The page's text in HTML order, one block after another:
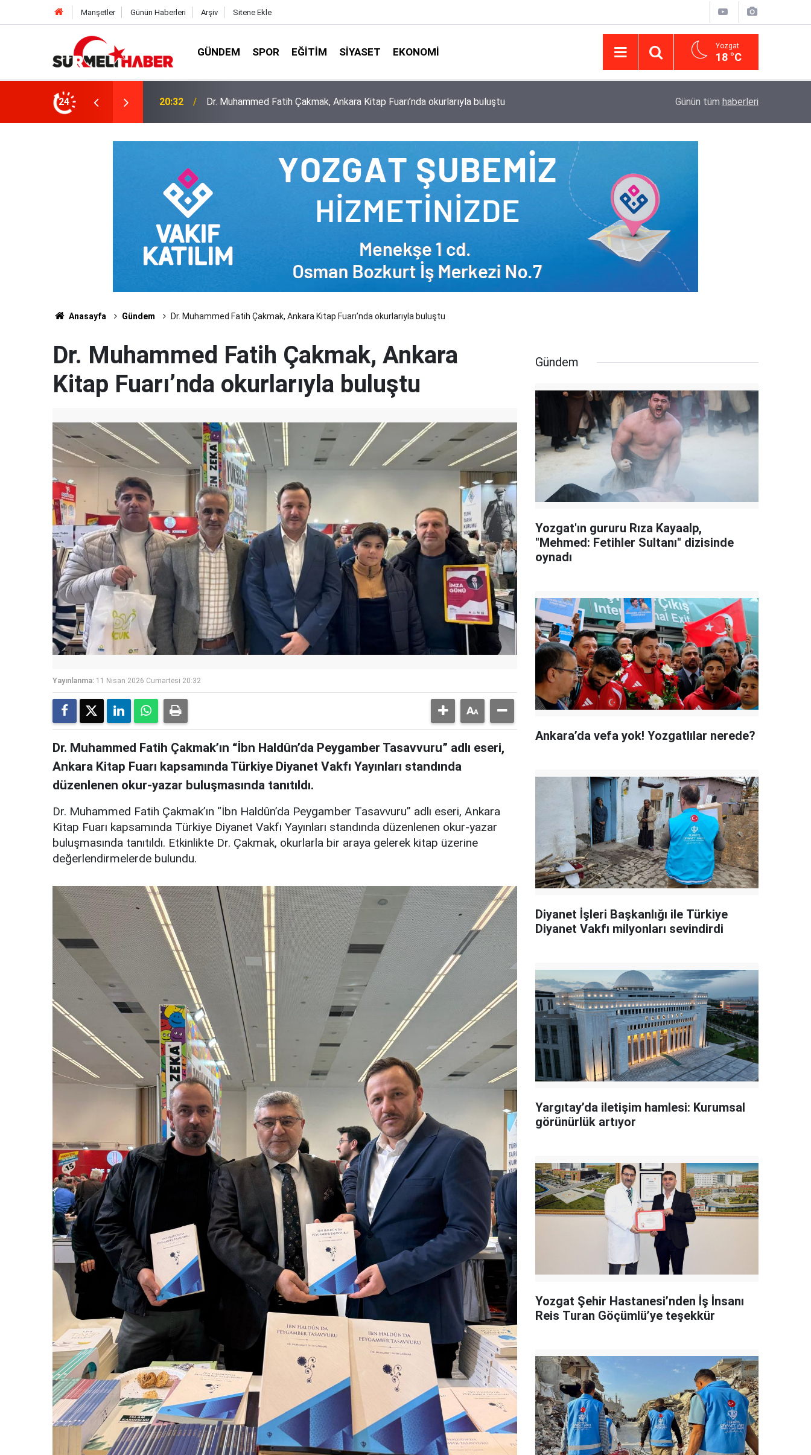
Manşetler Günün Haberleri Arşiv Sitene Ekle
GÜNDEM SPOR EĞITIM SIYASET EKONOMI Yozgat
18 °C
24
okurlarıyla buluştu 14:52 Diyanet İşleri Başkanlığı ile Türkiye Diyanet Vakfı milyonları sevindirdi Yargıtay’da iletişim hamlesi: Kurumsal
Günün tüm haberleri
Anasayfa Gündem Dr. Muhammed Fatih Çakmak, Ankara Kitap Fuarı’nda okurlarıyla buluştu
Dr. Muhammed Fatih Çakmak, Ankara
Kitap Fuarı’nda okurlarıyla buluştu
Yayınlanma: 11 Nisan 2026 Cumartesi 20:32
Dr. Muhammed Fatih Çakmak’ın “İbn Haldûn’da Peygamber Tasavvuru” adlı eseri,
Ankara Kitap Fuarı kapsamında Türkiye Diyanet Vakfı Yayınları standında
düzenlenen okur-yazar buluşmasında tanıtıldı.
Dr. Muhammed Fatih Çakmak’ın “İbn Haldûn’da Peygamber Tasavvuru” adlı eseri, Ankara
Kitap Fuarı kapsamında Türkiye Diyanet Vakfı Yayınları standında düzenlenen okur-yazar
buluşmasında tanıtıldı. Etkinlikte Dr. Çakmak, okurlarla bir araya gelerek kitap üzerine
değerlendirmelerde bulundu.
Gündem
Yozgat'ın gururu Rıza Kayaalp,
"Mehmed: Fetihler Sultanı" dizisinde
oynadı
Ankara’da vefa yok! Yozgatlılar nerede?
Diyanet İşleri Başkanlığı ile Türkiye
Diyanet Vakfı milyonları sevindirdi
Yargıtay’da iletişim hamlesi: Kurumsal
görünürlük artıyor
Yozgat Şehir Hastanesi’nden İş İnsanı
Reis Turan Göçümlü’ye teşekkür